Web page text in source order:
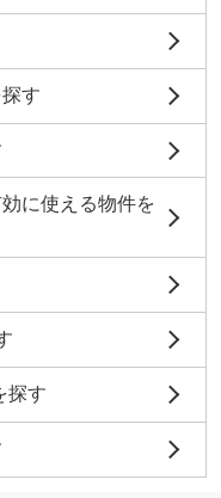
す
に使える物件を
探す